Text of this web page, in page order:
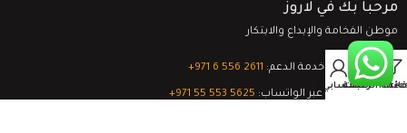
مرحبا بك في لاروز
موطن الفخامة والإبداع والابتكار
تواصل مع خدمة الدعم: ‎+971 6 556 2611
الدعم الفني عبر الواتساب: ‎+971 55 553 5625
قائمة الرغبات
0
السلةحسابي